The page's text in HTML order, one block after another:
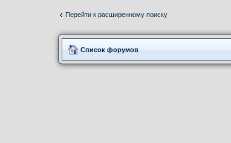
Перейти к расширенному поиску
Список форумов